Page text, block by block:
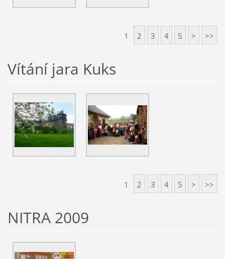
1 2 3 4 5 > >>
Vítání jara Kuks
1 2 3 4 5 > >>
NITRA 2009